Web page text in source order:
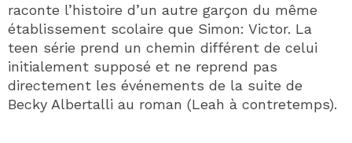
raconte l’histoire d’un autre garçon du même
établissement scolaire que Simon: Victor. La
teen série prend un chemin différent de celui
initialement supposé et ne reprend pas
directement les événements de la suite de
Becky Albertalli au roman (Leah à contretemps).